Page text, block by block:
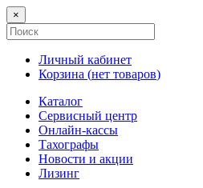
×
Личный кабинет
Корзина (нет товаров)
Каталог
Сервисный центр
Онлайн-кассы
Тахографы
Новости и акции
Лизинг